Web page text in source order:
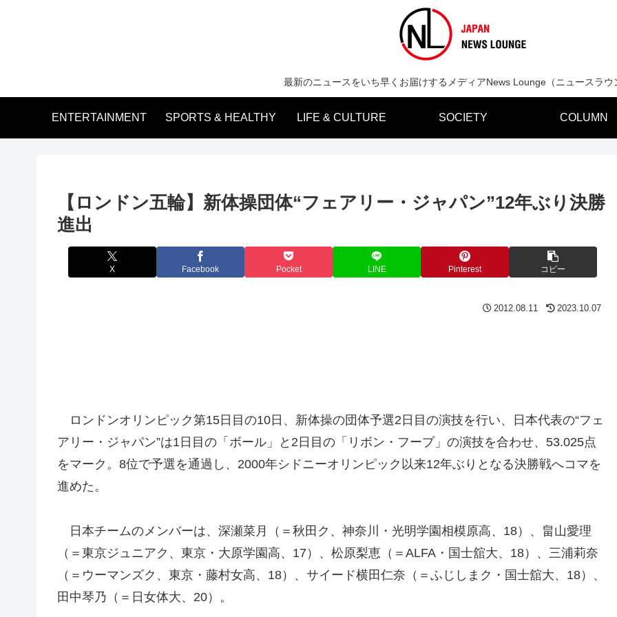
最新のニュースをいち早くお届けするメディアNews Lounge（ニュースラウ
ENTERTAINMENT SPORTS & HEALTHY LIFE & CULTURE SOCIETY COLUMN
【ロンドン五輪】新体操団体“フェアリー・ジャパン”12年ぶり決勝
進出
X Facebook Pocket LINE Pinterest コピー
2012.08.11 2023.10.07
ロンドンオリンピック第15日目の10日、新体操の団体予選2日目の演技を行い、日本代表の“フェ
アリー・ジャパン”は1日目の「ボール」と2日目の「リボン・フープ」の演技を合わせ、53.025点
をマーク。8位で予選を通過し、2000年シドニーオリンピック以来12年ぶりとなる決勝戦へコマを
進めた。
日本チームのメンバーは、深瀬菜月（＝秋田ク、神奈川・光明学園相模原高、18）、畠山愛理
（＝東京ジュニアク、東京・大原学園高、17）、松原梨恵（＝ALFA・国士舘大、18）、三浦莉奈
（＝ウーマンズク、東京・藤村女高、18）、サイード横田仁奈（＝ふじしまク・国士舘大、18）、
田中琴乃（＝日女体大、20）。